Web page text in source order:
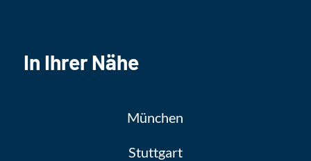
In Ihrer Nähe
München
Stuttgart